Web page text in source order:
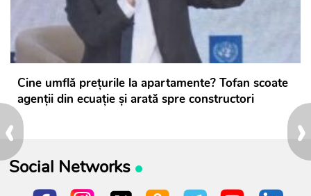
›
‹
Cine umflă prețurile la apartamente? Tofan scoate
agenții din ecuație și arată spre constructori
Social Networks